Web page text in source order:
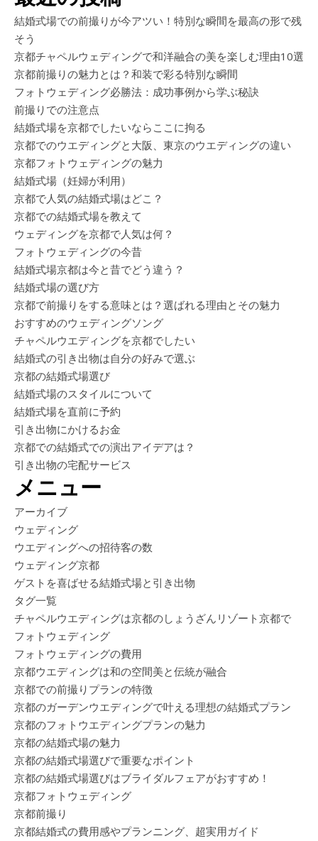
結婚式場での前撮りが今アツい！特別な瞬間を最高の形で残
そう
京都チャペルウェディングで和洋融合の美を楽しむ理由10選
京都前撮りの魅力とは？和装で彩る特別な瞬間
フォトウェディング必勝法：成功事例から学ぶ秘訣
前撮りでの注意点
結婚式場を京都でしたいならここに拘る
京都でのウエディングと大阪、東京のウエディングの違い
京都フォトウェディングの魅力
結婚式場（妊婦が利用）
京都で人気の結婚式場はどこ？
京都での結婚式場を教えて
ウェディングを京都で人気は何？
フォトウェディングの今昔
結婚式場京都は今と昔でどう違う？
結婚式場の選び方
京都で前撮りをする意味とは？選ばれる理由とその魅力
おすすめのウェディングソング
チャペルウエディングを京都でしたい
結婚式の引き出物は自分の好みで選ぶ
京都の結婚式場選び
結婚式場のスタイルについて
結婚式場を直前に予約
引き出物にかけるお金
京都での結婚式での演出アイデアは？
引き出物の宅配サービス
メニュー
アーカイブ
ウェディング
ウエディングへの招待客の数
ウェディング京都
ゲストを喜ばせる結婚式場と引き出物
タグ一覧
チャペルウエディングは京都のしょうざんリゾート京都で
フォトウェディング
フォトウェディングの費用
京都ウエディングは和の空間美と伝統が融合
京都での前撮りプランの特徴
京都のガーデンウエディングで叶える理想の結婚式プラン
京都のフォトウエディングプランの魅力
京都の結婚式場の魅力
京都の結婚式場選びで重要なポイント
京都の結婚式場選びはブライダルフェアがおすすめ！
京都フォトウェディング
京都前撮り
京都結婚式の費用感やプランニング、超実用ガイド